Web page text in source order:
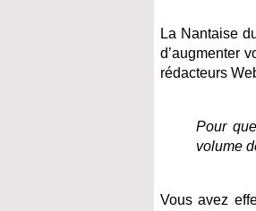
La Nantaise
d’augmenter
rédacteurs
Pour
volume
Vous avez